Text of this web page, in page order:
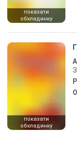
показати
обкладинку
показати
обкладинку